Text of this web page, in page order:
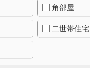
角部屋
二世帯住宅